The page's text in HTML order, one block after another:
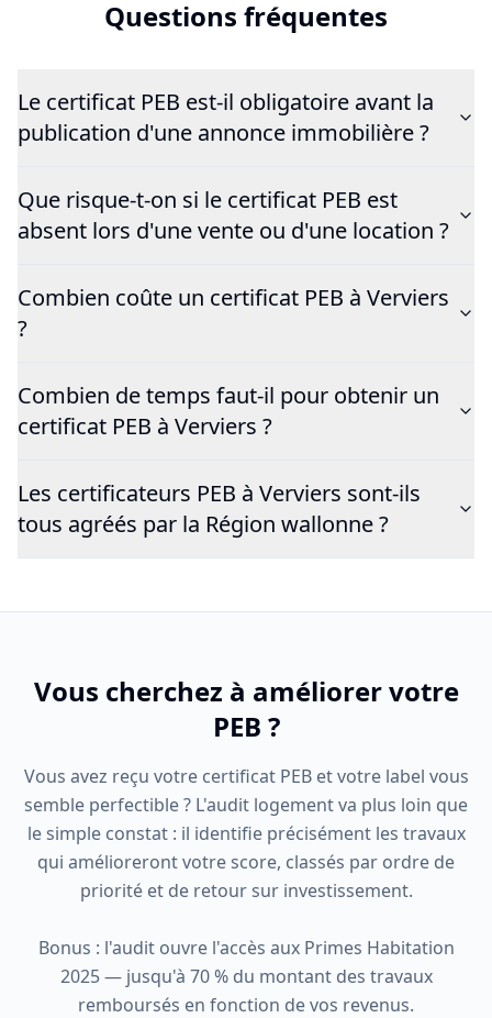
Questions fréquentes
Le certificat PEB est-il obligatoire avant la
publication d'une annonce immobilière ?
Que risque-t-on si le certificat PEB est
absent lors d'une vente ou d'une location ?
Combien coûte un certificat PEB à Verviers
?
Combien de temps faut-il pour obtenir un
certificat PEB à Verviers ?
Les certificateurs PEB à Verviers sont-ils
tous agréés par la Région wallonne ?
Vous cherchez à améliorer votre
PEB ?
Vous avez reçu votre certificat PEB et votre label vous
semble perfectible ? L'audit logement va plus loin que
le simple constat : il identifie précisément les travaux
qui amélioreront votre score, classés par ordre de
priorité et de retour sur investissement.
Bonus : l'audit ouvre l'accès aux Primes Habitation
2025 — jusqu'à 70 % du montant des travaux
remboursés en fonction de vos revenus.